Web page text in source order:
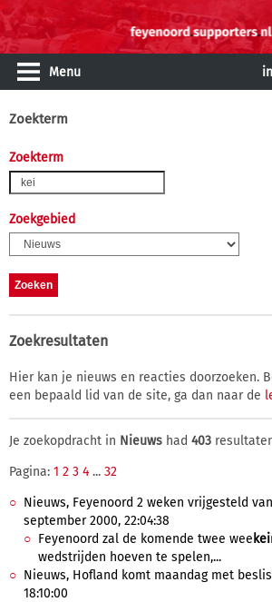
Menu
Zoekterm
Zoekterm
Zoekgebied
Zoekresultaten
Hier kan je nieuws en reacties doorzoeken.
een bepaald lid van de site, ga dan naar de
Je zoekopdracht in Nieuws had 403
Pagina: 1 2 3 4 ... 32
Nieuws, Feyenoord 2 weken vrijgesteld
september 2000, 22:04:38
Feyenoord zal de komende twee wee kei
wedstrijden hoeven te spelen,...
Nieuws, Hofland komt maandag met
18:10:00